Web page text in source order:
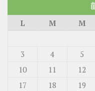
L
M M
3
4 5
10
11 12
17
18 19